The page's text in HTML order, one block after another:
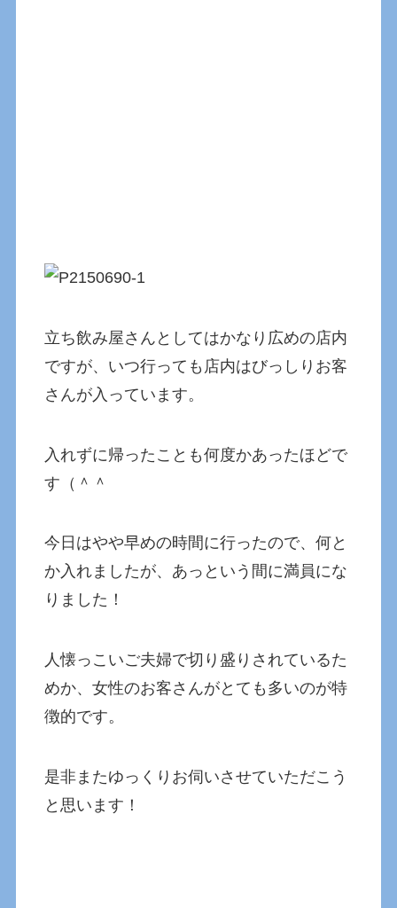
立ち飲み屋さんとしてはかなり広めの店内
ですが、いつ行っても店内はびっしりお客
さんが入っています。
入れずに帰ったことも何度かあったほどで
す（＾＾
今日はやや早めの時間に行ったので、何と
か入れましたが、あっという間に満員にな
りました！
人懐っこいご夫婦で切り盛りされているた
めか、女性のお客さんがとても多いのが特
徴的です。
是非またゆっくりお伺いさせていただこう
と思います！